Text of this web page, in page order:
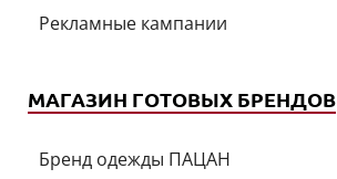
Рекламные кампании
МАГАЗИН ГОТОВЫХ БРЕНДОВ
Бренд одежды ПАЦАН